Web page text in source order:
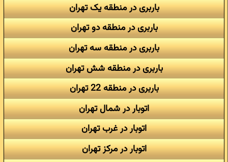
باربری در منطقه یک تهران
باربری در منطقه دو تهران
باربری در منطقه سه تهران
باربری در منطقه شش تهران
باربری در منطقه 22 تهران
اتوبار در شمال تهران
اتوبار در غرب تهران
اتوبار در مرکز تهران